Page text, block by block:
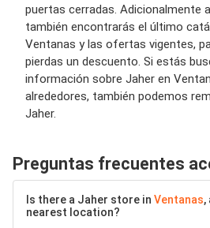
puertas cerradas. Adicionalmente
también encontrarás el último
Ventanas y las ofertas vigentes,
pierdas un descuento. Si estás
información sobre Jaher en
alrededores, también podemos
Jaher.
Preguntas frecuentes
Is there a Jaher store in Ventanas,
nearest location?